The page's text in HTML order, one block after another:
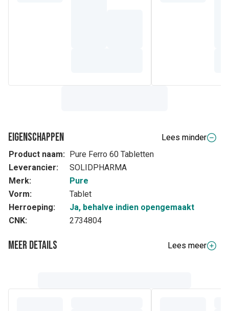
Eigenschappen
Lees minder
Product naam: Pure Ferro 60 Tabletten
Leverancier:
SOLIDPHARMA
Merk:
Pure
Vorm:
Tablet
Herroeping:
Ja, behalve indien opengemaakt
CNK:
2734804
Meer details
Lees meer
zuurstoftransport in het lichaam.